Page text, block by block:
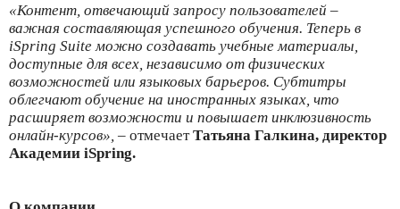
«Контент, отвечающий запросу пользователей –
важная составляющая успешного обучения. Теперь в
iSpring Suite можно создавать учебные материалы,
доступные для всех, независимо от физических
возможностей или языковых барьеров. Субтитры
облегчают обучение на иностранных языках, что
расширяет возможности и повышает инклюзивность
онлайн-курсов», – отмечаетТатьяна Галкина, директор
Академии iSpring.